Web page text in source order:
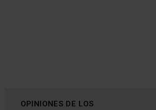
OPINIONES DE LOS